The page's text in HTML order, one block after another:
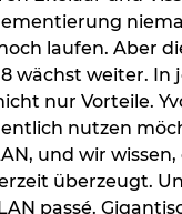
laufen. Aber
wächst weiter. In
nur Vorteile.
nutzen
und wir
überzeugt.
passé.